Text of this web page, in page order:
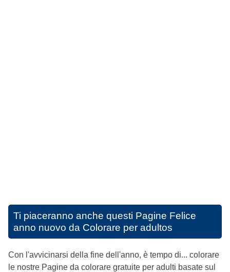
Ti piaceranno anche questi Pagine Felice
anno nuovo da Colorare per adultos
Con l'avvicinarsi della fine dell'anno, è tempo di... colorare
le nostre Pagine da colorare gratuite per adulti basate sul